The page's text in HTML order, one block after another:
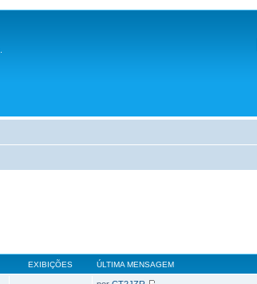
EXIBIÇÕES ÚLTIMA MENSAGEM